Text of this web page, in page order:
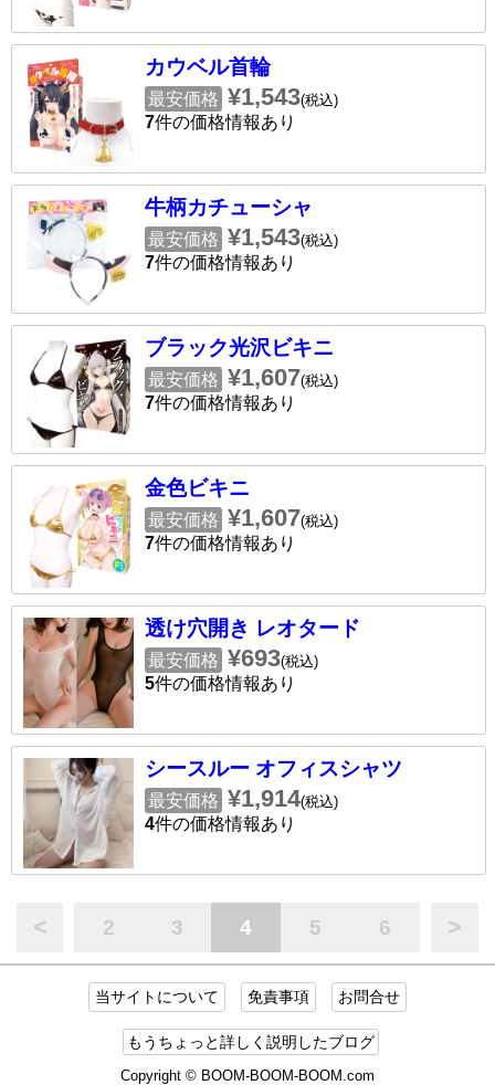
カウベル首輪
最安価格 ¥1,543(税込)
7件の価格情報あり
牛柄カチューシャ
最安価格 ¥1,543(税込)
7件の価格情報あり
ブラック光沢ビキニ
最安価格 ¥1,607(税込)
7件の価格情報あり
金色ビキニ
最安価格 ¥1,607(税込)
7件の価格情報あり
透け穴開き レオタード
最安価格 ¥693(税込)
5件の価格情報あり
シースルー オフィスシャツ
最安価格 ¥1,914(税込)
4件の価格情報あり
< 2 3 4 5 6 >
当サイトについて 免責事項 お問合せ
もうちょっと詳しく説明したブログ
Copyright © BOOM-BOOM-BOOM.com